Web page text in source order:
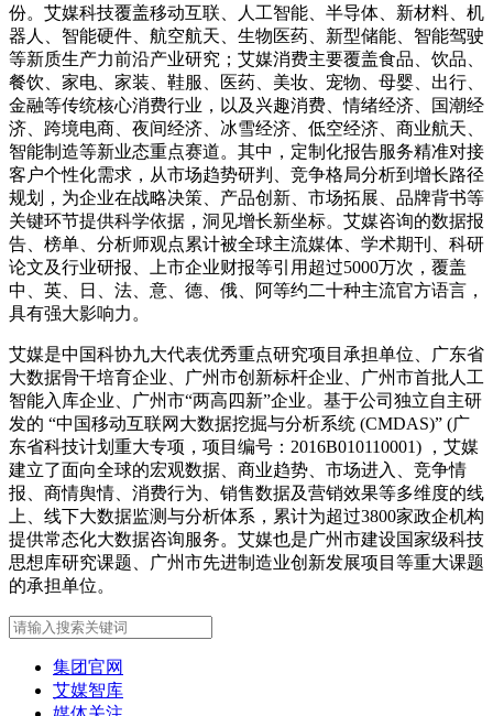
份。艾媒科技覆盖移动互联、人工智能、半导体、新材料、机
器人、智能硬件、航空航天、生物医药、新型储能、智能驾驶
等新质生产力前沿产业研究；艾媒消费主要覆盖食品、饮品、
餐饮、家电、家装、鞋服、医药、美妆、宠物、母婴、出行、
金融等传统核心消费行业，以及兴趣消费、情绪经济、国潮经
济、跨境电商、夜间经济、冰雪经济、低空经济、商业航天、
智能制造等新业态重点赛道。其中，定制化报告服务精准对接
客户个性化需求，从市场趋势研判、竞争格局分析到增长路径
规划，为企业在战略决策、产品创新、市场拓展、品牌背书等
关键环节提供科学依据，洞见增长新坐标。艾媒咨询的数据报
告、榜单、分析师观点累计被全球主流媒体、学术期刊、科研
论文及行业研报、上市企业财报等引用超过5000万次，覆盖
中、英、日、法、意、德、俄、阿等约二十种主流官方语言，
具有强大影响力。
艾媒是中国科协九大代表优秀重点研究项目承担单位、广东省
大数据骨干培育企业、广州市创新标杆企业、广州市首批人工
智能入库企业、广州市“两高四新”企业。基于公司独立自主研
发的 “中国移动互联网大数据挖掘与分析系统 (CMDAS)” (广
东省科技计划重大专项，项目编号：2016B010110001) ，艾媒
建立了面向全球的宏观数据、商业趋势、市场进入、竞争情
报、商情舆情、消费行为、销售数据及营销效果等多维度的线
上、线下大数据监测与分析体系，累计为超过3800家政企机构
提供常态化大数据咨询服务。艾媒也是广州市建设国家级科技
思想库研究课题、广州市先进制造业创新发展项目等重大课题
的承担单位。
集团官网
艾媒智库